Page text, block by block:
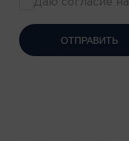
Даю согласие на
ОТПРАВИТЬ